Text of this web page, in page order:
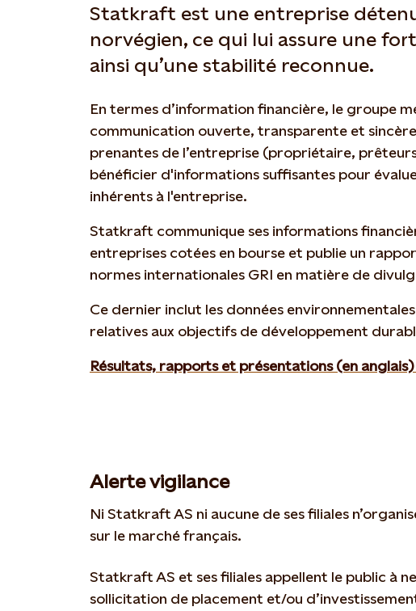
Statkraft est une entreprise
norvégien, ce qui lui assure une
ainsi qu’une stabilité reconnue.
En termes d’information financière, le groupe
communication ouverte, transparente et
prenantes de l’entreprise (propriétaire,
bénéficier d'informations suffisantes pour
inhérents à l'entreprise.
Statkraft communique ses informations
entreprises cotées en bourse et publie un
normes internationales GRI en matière de
Ce dernier inclut les données
relatives aux objectifs de développement
Résultats, rapports et présentations (en
Alerte vigilance
Ni Statkraft AS ni aucune de ses filiales
sur le marché français.
Statkraft AS et ses filiales appellent le public à
sollicitation de placement et/ou